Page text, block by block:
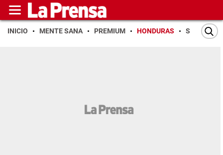
INICIO MENTE SANA PREMIUM HONDURAS SAN PEDRO